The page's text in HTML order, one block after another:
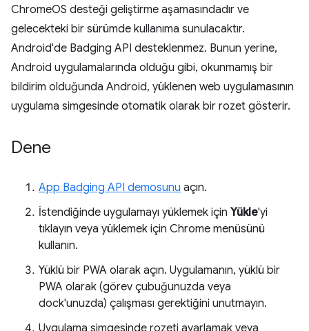
ChromeOS desteği geliştirme aşamasındadır ve
gelecekteki bir sürümde kullanıma sunulacaktır.
Android'de Badging API desteklenmez. Bunun yerine,
Android uygulamalarında olduğu gibi, okunmamış bir
bildirim olduğunda Android, yüklenen web uygulamasının
uygulama simgesinde otomatik olarak bir rozet gösterir.
Dene
App Badging API demosunu açın.
İstendiğinde uygulamayı yüklemek için Yükle'yi
tıklayın veya yüklemek için Chrome menüsünü
kullanın.
Yüklü bir PWA olarak açın. Uygulamanın, yüklü bir
PWA olarak (görev çubuğunuzda veya
dock'unuzda) çalışması gerektiğini unutmayın.
Uygulama simgesinde rozeti ayarlamak veya